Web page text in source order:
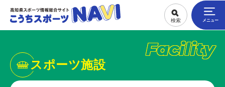
Facility
スポーツ施設